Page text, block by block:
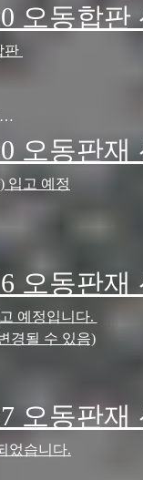
!
오동합판
판
오동판재
입고 예정
오동판재
예정입니다.
경될 수 있음)
오동판재
었습니다.